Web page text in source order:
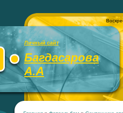
Личный сайт
Багдасарова
А.А